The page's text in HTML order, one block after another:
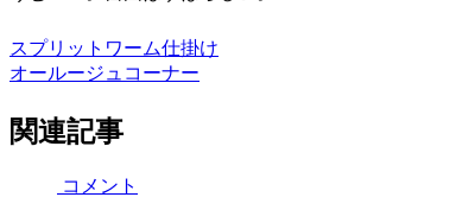
スプリット ワーム仕掛け
オールージュコーナー
関連記事
コメント